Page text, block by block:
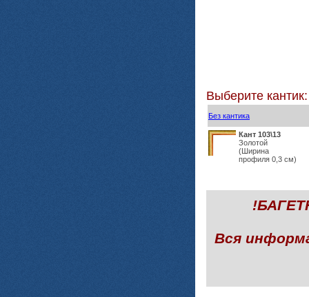
Выберите кантик:
Без кантика
Кант 103\13
Золотой
(Ширина
профиля 0,3 см)
Вся